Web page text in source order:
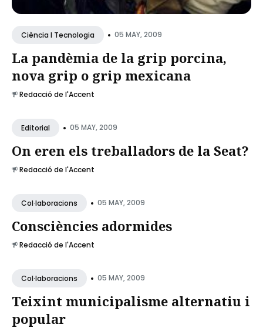
Ciència I Tecnologia • 05 MAY, 2009
La pandèmia de la grip porcina,
nova grip o grip mexicana
Redacció de l'Accent
Editorial • 05 MAY, 2009
On eren els treballadors de la Seat?
Redacció de l'Accent
Col·laboracions • 05 MAY, 2009
Consciències adormides
Redacció de l'Accent
Col·laboracions • 05 MAY, 2009
Teixint municipalisme alternatiu i
popular